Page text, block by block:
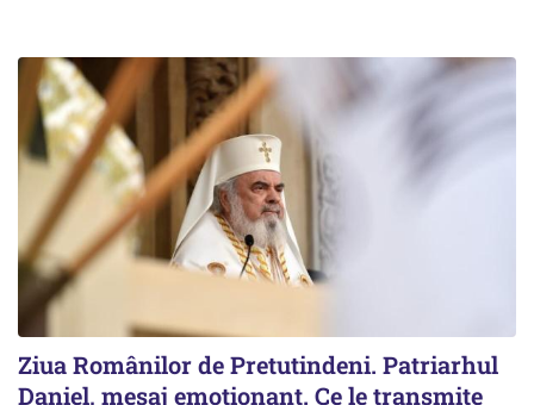
Ziua Românilor de Pretutindeni. Patriarhul
Daniel, mesaj emoționant. Ce le transmite